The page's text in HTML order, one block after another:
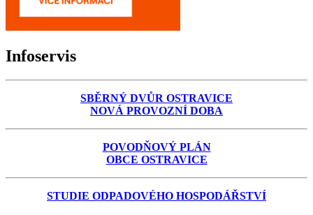
Infoservis
SBĚRNÝ DVŮR OSTRAVICE
NOVÁ PROVOZNÍ DOBA
POVODŇOVÝ PLÁN
OBCE OSTRAVICE
STUDIE ODPADOVÉHO HOSPODÁŘSTVÍ